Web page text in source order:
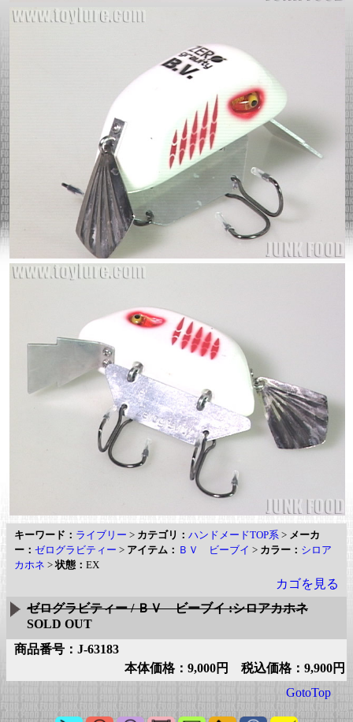
キーワード： ライブリー > カテゴリ： ハンドメードTOP系 > メーカ
ー： ゼログラビティー > アイテム： ＢＶ ビーブイ > カラー： シロア
カホネ >状態： EX
カゴを見る
ゼログラビティー / ＢＶ ビーブイ :シロアカホネ
SOLD OUT
商品番号：J-63183
本体価格：9,000円 税込価格：9,900円
GotoTop